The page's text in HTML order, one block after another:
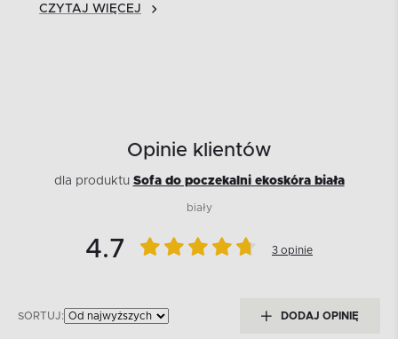
CZYTAJ WIĘCEJ
Opinie klientów
dla produktu Sofa do poczekalni ekoskóra biała
biały
4.7 3 opinie
SORTUJ: DODAJ OPINIĘ